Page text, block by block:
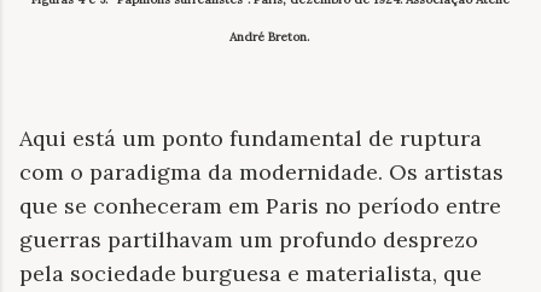
André Breton.
Aqui está um ponto fundamental de ruptura
com o paradigma da modernidade. Os artistas
que se conheceram em Paris no período entre
guerras partilhavam um profundo desprezo
pela sociedade burguesa e materialista, que